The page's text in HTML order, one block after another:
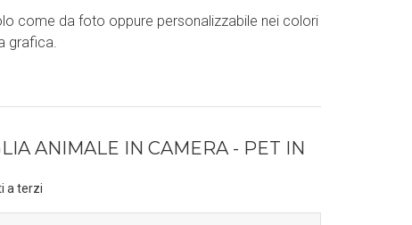
come da foto oppure personalizzabile nei colori
grafica.
ANIMALE IN CAMERA - PET IN
a terzi